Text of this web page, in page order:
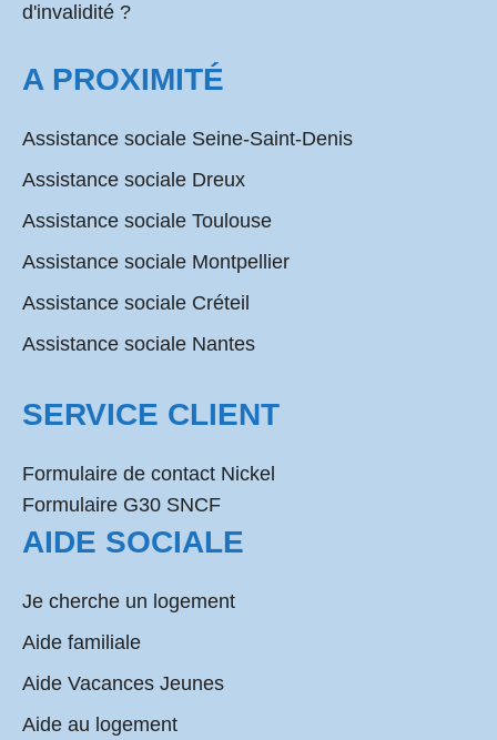
d'invalidité ?
A PROXIMITÉ
Assistance sociale Seine-Saint-Denis
Assistance sociale Dreux
Assistance sociale Toulouse
Assistance sociale Montpellier
Assistance sociale Créteil
Assistance sociale Nantes
SERVICE CLIENT
Formulaire de contact Nickel
Formulaire G30 SNCF
AIDE SOCIALE
Je cherche un logement
Aide familiale
Aide Vacances Jeunes
Aide au logement